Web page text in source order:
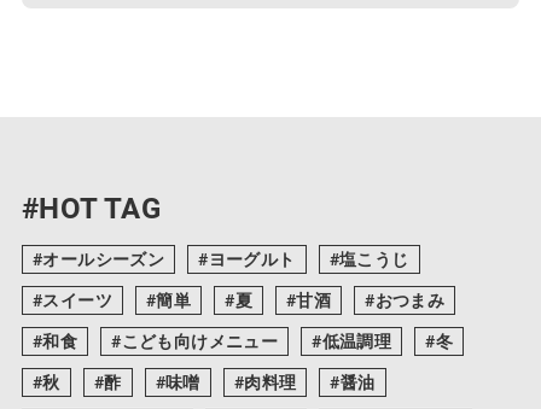
#HOT TAG
オールシーズン ヨーグルト
塩こうじ
スイーツ
簡単 夏 甘酒
おつまみ
和食
こども向けメニュー 低温調理
冬
秋
酢 味噌 肉料理
醤油